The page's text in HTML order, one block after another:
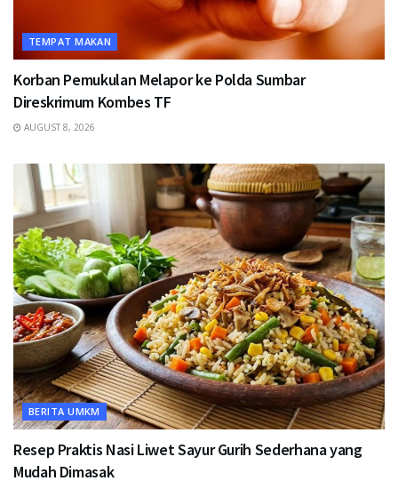
TEMPAT MAKAN
Korban Pemukulan Melapor ke Polda Sumbar
Direskrimum Kombes TF
AUGUST 8, 2026
BERITA UMKM
Resep Praktis Nasi Liwet Sayur Gurih Sederhana yang
Mudah Dimasak